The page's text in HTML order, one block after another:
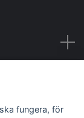
fungera, för